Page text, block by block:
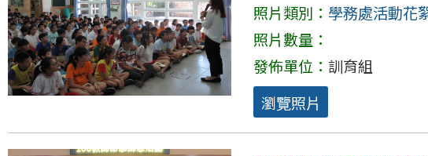
照片類別： 學務處活動花
照片數量：
發佈單位： 訓育組
瀏覽照片